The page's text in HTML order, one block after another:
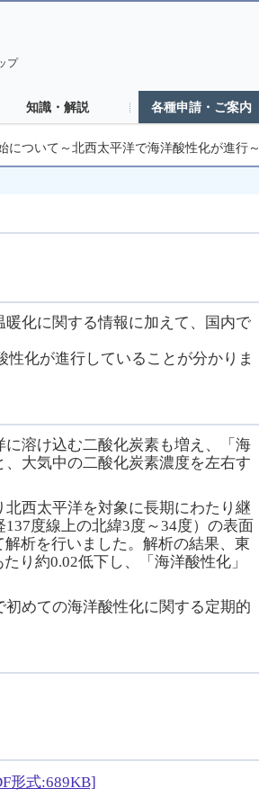
プ
知識・解説 各種申請・ご案内
について～北西太平洋で海洋酸性化が進行～
化に関する情報に加えて、国内で
化が進行していることが分かりま
溶け込む二酸化炭素も増え、「海
大気中の二酸化炭素濃度を左右す
西太平洋を対象に長期にわたり継
度線上の北緯3度～34度）の表面
析を行いました。解析の結果、東
り約0.02低下し、「海洋酸性化」
初めての海洋酸性化に関する定期的
形式:689KB]